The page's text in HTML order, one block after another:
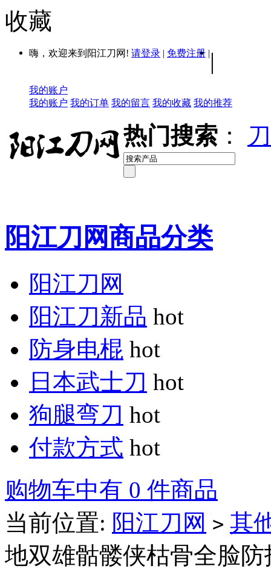
收藏
嗨，欢迎来到阳江刀网! 请登录 | 免费注册 | |
我的账户
我的账户 我的订单 我的留言 我的收藏 我的推荐
热门搜索 ：
阳江刀网商品分类
阳江刀网
阳江刀新品 hot
防身电棍 hot
日本武士刀 hot
狗腿弯刀 hot
付款方式 hot
购物车中有 0 件商品
当前位置: 阳江刀网 > 其
地双雄骷髅侠枯骨全脸